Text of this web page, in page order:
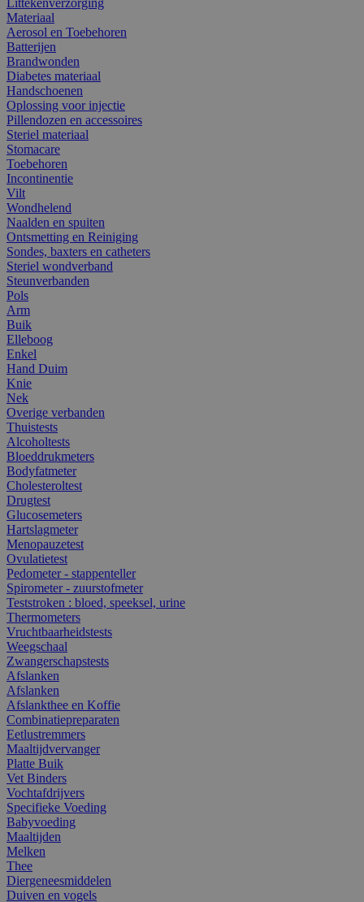
Materiaal
Aerosol en Toebehoren
Batterijen
Brandwonden
Diabetes materiaal
Handschoenen
Oplossing voor injectie
Pillendozen en accessoires
Steriel materiaal
Stomacare
Toebehoren
Incontinentie
Vilt
Wondhelend
Naalden en spuiten
Ontsmetting en Reiniging
Sondes, baxters en catheters
Steriel wondverband
Steunverbanden
Pols
Arm
Buik
Elleboog
Enkel
Hand Duim
Knie
Nek
Overige verbanden
Thuistests
Alcoholtests
Bloeddrukmeters
Bodyfatmeter
Cholesteroltest
Drugtest
Glucosemeters
Hartslagmeter
Menopauzetest
Ovulatietest
Pedometer - stappenteller
Spirometer - zuurstofmeter
Teststroken : bloed, speeksel, urine
Thermometers
Vruchtbaarheidstests
Weegschaal
Zwangerschapstests
Afslanken
Afslanken
Afslankthee en Koffie
Combinatiepreparaten
Eetlustremmers
Maaltijdvervanger
Platte Buik
Vet Binders
Vochtafdrijvers
Specifieke Voeding
Babyvoeding
Maaltijden
Melken
Thee
Diergeneesmiddelen
Duiven en vogels